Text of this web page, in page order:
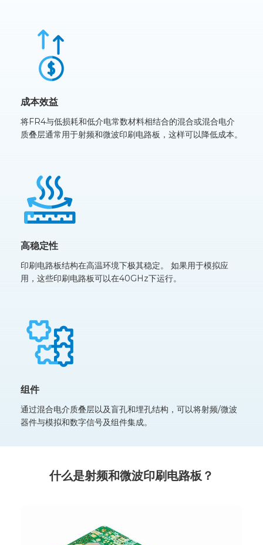
成本效益
将FR4与低损耗和低介电常数材料相结合的混合或混合电介
质叠层通常用于射频和微波印刷电路板，这样可以降低成本。
高稳定性
印刷电路板结构在高温环境下极其稳定。 如果用于模拟应
用，这些印刷电路板可以在40GHz下运行。
组件
通过混合电介质叠层以及盲孔和埋孔结构，可以将射频/微波
器件与模拟和数字信号及组件集成。
什么是射频和微波印刷电路板？